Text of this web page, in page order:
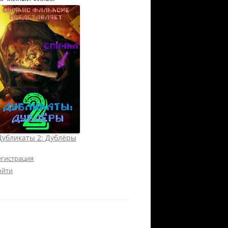
2: Дублёры